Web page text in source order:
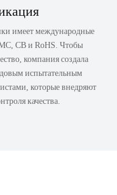
имеет международные
CB и RoHS. Чтобы
компания создала
испытательным
которые внедряют
качества.